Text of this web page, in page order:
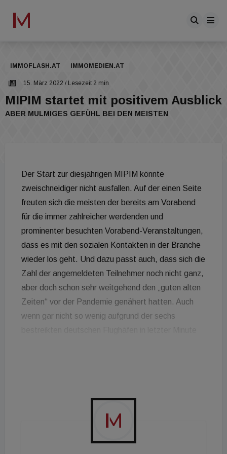
IMMOFLASH.AT IMMOMEDIEN.AT
15. März 2022 / Lesezeit 2 min
MIPIM startet mit positivem Ausblick
ABER MULMIGES GEFÜHL BEI DEN MEISTEN
Der Start zur diesjährigen MIPIM könnte
zweischneidiger nicht ausfallen. Auf der einen Seite
freuten sich die meisten der bereits am Vorabend
für die immer zahlreicher werdenden und
prominenter besuchten Vorabend-Veranstaltungen,
dass es mit den sozialen Kontakten in der Branche
wieder los geht. Und dazu passt auch, dass sich die
Zahl der angemeldeten Teilnehmer noch nicht ganz,
aber doch schon sehr weitgehend den „guten alten
Zeiten“ vor der Pandemie genähert hatten. Auch
wenn gar nicht so wenig aufgrund der sechs
der Sorge um das menschliche Leid auch die Furcht
vor einer Weltwirtschaftskrise, welche über die
Auswirkungen von 2007/08 deutlich hinaus gehen
könnte. Dabei fällt der Ausblick auf die